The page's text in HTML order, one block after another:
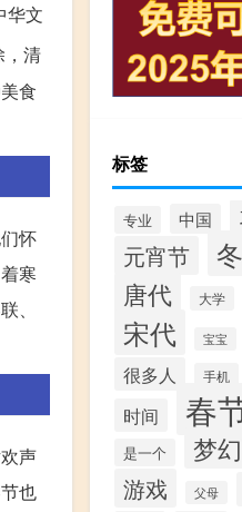
华文
，清
食
怀
寒
、
声
也
标签
专业 中国
元宵节
唐代 大学
宋代 宝宝
很多人 手机
时间 春
是一个 梦
游戏 父母